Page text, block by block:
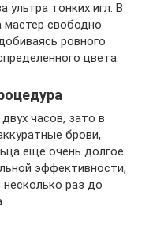
ультра тонких игл. В
мастер свободно
ровного
цвета.
часов, зато в
брови,
еще очень долгое
эффективности,
раз до